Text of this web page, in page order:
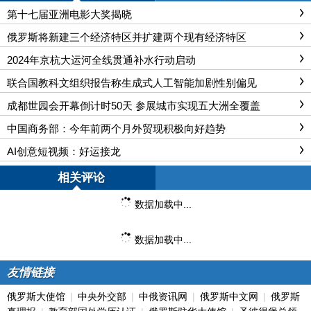
第十七届亚洲电影大奖揭晓
俄罗斯将新建三个经济特区并扩建两个现有经济特区
2024年京杭大运河全线贯通补水行动启动
联合国教科文组织报告称生成式人工智能加剧性别偏见
成都世园会开幕倒计时50天 参展城市实现五大洲全覆盖
中国商务部：今年前两个月外贸现积极向好趋势
AI创意短视频：好运接龙
相关评论
数据加载中...
数据加载中...
友情链接
俄罗斯大使馆 | 中央外交部 | 中俄资讯网 | 俄罗斯中文网 | 俄罗斯